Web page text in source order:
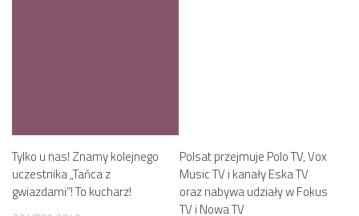
Tylko u nas! Znamy kolejnego
uczestnika „Tańca z
gwiazdami”! To kucharz!
Polsat przejmuje Polo TV, Vox
Music TV i kanały Eska TV
oraz nabywa udziały w Fokus
TV i Nowa TV